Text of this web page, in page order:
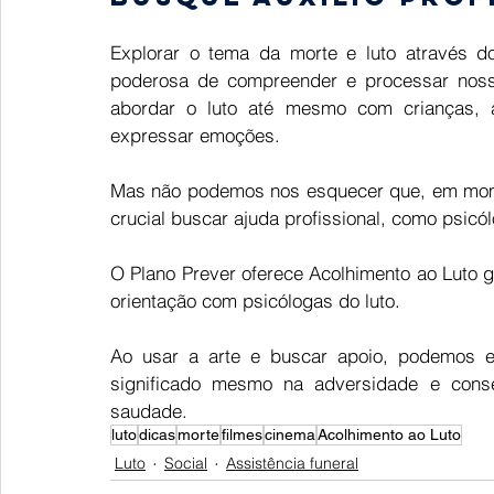
Explorar o tema da morte e luto através
poderosa de compreender e processar
abordar o luto até mesmo com crianças,
expressar emoções.
Mas não podemos nos esquecer que, em
crucial buscar ajuda profissional, como
O Plano Prever oferece Acolhimento ao
orientação com psicólogas do luto.
Ao usar a arte e buscar apoio, podemos
significado mesmo na adversidade e
saudade.
lutodicasmortefilmescinemaAcolhimento ao Luto
Luto Social Assistência funeral